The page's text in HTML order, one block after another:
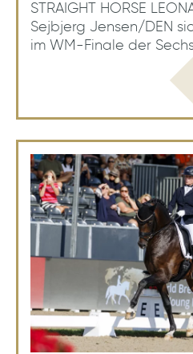
STRAIGHT HORSE
Sejbjerg Jensen/DEN
im WM-Finale der